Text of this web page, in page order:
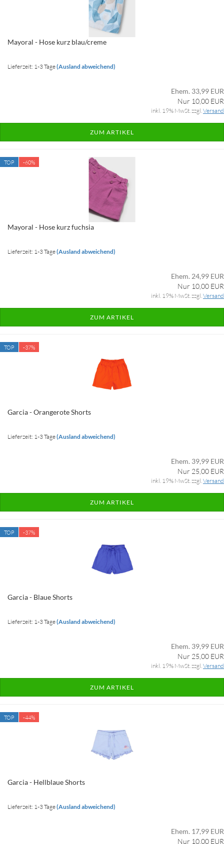
Mayoral - Hose kurz blau/creme
Lieferzeit: 1-3 Tage(Ausland abweichend)
Ehem. 33,99 EUR
Nur 10,00 EUR
inkl. 19% MwSt. zzgl.Versand
ZUM ARTIKEL
TOP -60%
Mayoral - Hose kurz fuchsia
Lieferzeit: 1-3 Tage(Ausland abweichend)
Ehem. 24,99 EUR
Nur 10,00 EUR
inkl. 19% MwSt. zzgl.Versand
ZUM ARTIKEL
TOP -37%
Garcia - Orangerote Shorts
Lieferzeit: 1-3 Tage(Ausland abweichend)
Ehem. 39,99 EUR
Nur 25,00 EUR
inkl. 19% MwSt. zzgl.Versand
ZUM ARTIKEL
TOP -37%
Garcia - Blaue Shorts
Lieferzeit: 1-3 Tage(Ausland abweichend)
Ehem. 39,99 EUR
Nur 25,00 EUR
inkl. 19% MwSt. zzgl.Versand
ZUM ARTIKEL
TOP -44%
Garcia - Hellblaue Shorts
Lieferzeit: 1-3 Tage(Ausland abweichend)
Ehem. 17,99 EUR
Nur 10,00 EUR